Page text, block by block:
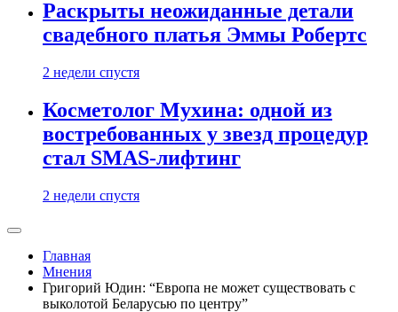
Раскрыты неожиданные детали
свадебного платья Эммы Робертс
2 недели спустя
Косметолог Мухина: одной из
востребованных у звезд процедур
стал SMAS-лифтинг
2 недели спустя
Главная
Мнения
Григорий Юдин: “Европа не может существовать с
выколотой Беларусью по центру”